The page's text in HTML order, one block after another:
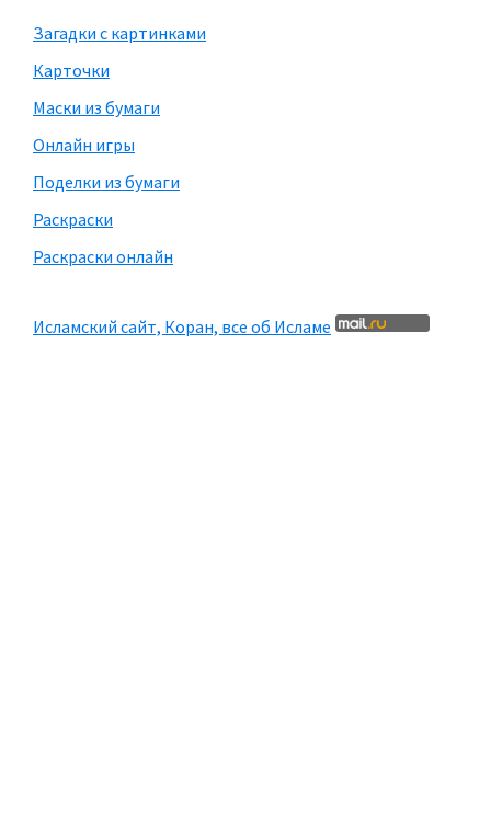
Загадки с картинками
Карточки
Маски из бумаги
Онлайн игры
Поделки из бумаги
Раскраски
Раскраски онлайн
Исламский сайт, Коран, все об Исламе